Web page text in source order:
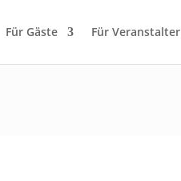
Für Gäste Für Veranstalter